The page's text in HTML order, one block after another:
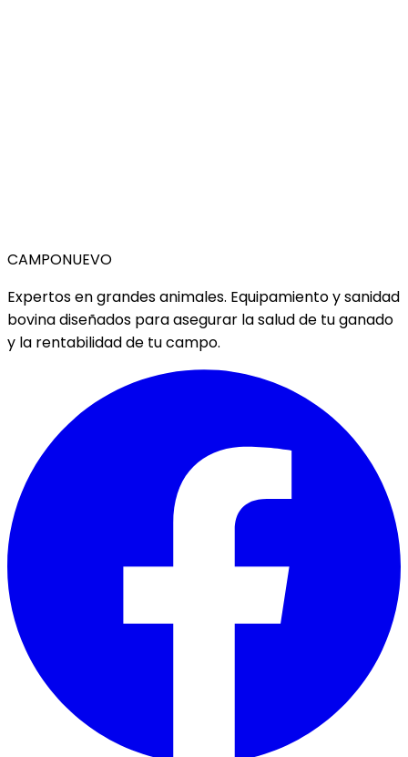
CAMPONUEVO
Expertos en grandes animales. Equipamiento y sanidad
bovina diseñados para asegurar la salud de tu ganado
y la rentabilidad de tu campo.